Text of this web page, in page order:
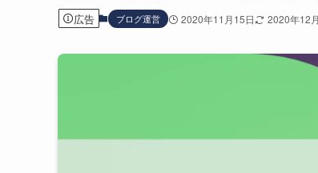
広告 ブログ運営 2020年11月15日 2020年12